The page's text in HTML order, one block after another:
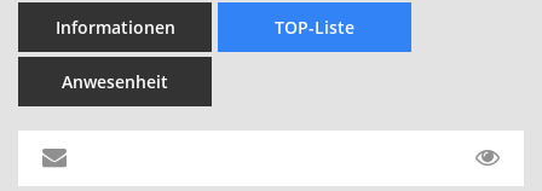
Informationen TOP-Liste
Anwesenheit